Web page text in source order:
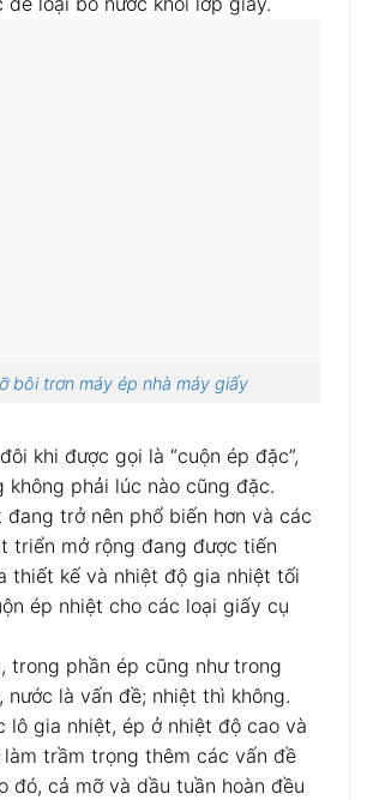
bôi trơn máy ép nhà máy giấy
khi được gọi là “cuộn ép đặc”,
không phải lúc nào cũng đặc.
đang trở nên phổ biến hơn và các
triển mở rộng đang được tiến
thiết kế và nhiệt độ gia nhiệt tối
ép nhiệt cho các loại giấy cụ
trong phần ép cũng như trong
nước là vấn đề; nhiệt thì không.
lô gia nhiệt, ép ở nhiệt độ cao và
trầm trọng thêm các vấn đề
đó, cả mỡ và dầu tuần hoàn đều